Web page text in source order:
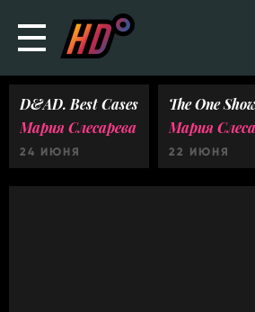
D&AD. Best Cases
Мария Слесарева
24 ИЮНЯ
The One
Мария
22 ИЮНЯ